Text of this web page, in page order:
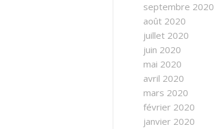
septembre 2020
août 2020
juillet 2020
juin 2020
mai 2020
avril 2020
mars 2020
février 2020
janvier 2020